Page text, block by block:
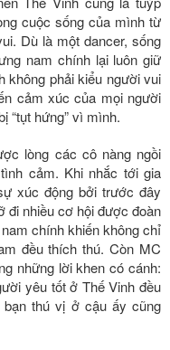
cuộc sống của mình từ
Dù là một dancer, sống
nam chính lại luôn giữ
không phải kiểu người vui
cảm xúc của mọi người
“tụt hứng” vì mình.
lòng các cô nàng ngồi
cảm. Khi nhắc tới gia
xúc động bởi trước đây
đi nhiều cơ hội được đoàn
chính khiến không chỉ
đều thích thú. Còn MC
những lời khen có cánh:
yêu tốt ở Thế Vinh đều
thú vị ở cậu ấy cũng